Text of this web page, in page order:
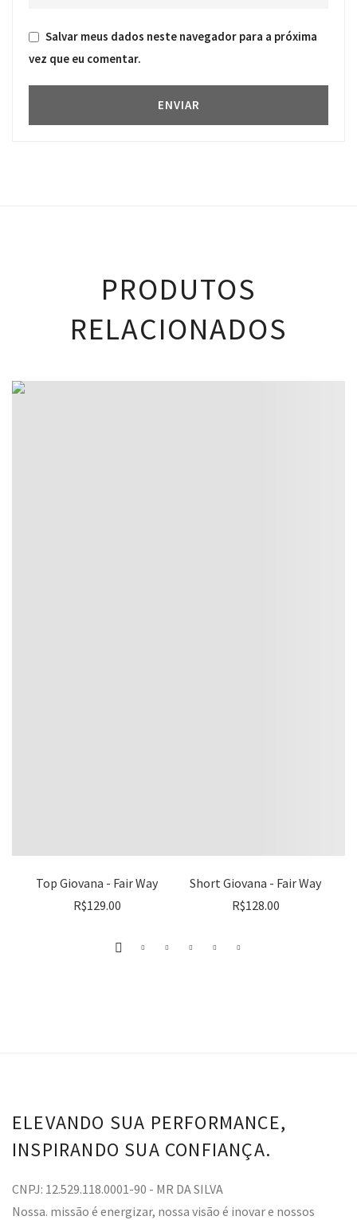
Salvar meus dados neste navegador para a próxima
vez que eu comentar.
PRODUTOS
RELACIONADOS
Top Giovana - Fair Way
R$129.00
Short Giovana - Fair Way
R$128.00
ELEVANDO SUA PERFORMANCE,
INSPIRANDO SUA CONFIANÇA.
CNPJ: 12.529.118.0001-90 - MR DA SILVA
Nossa. missão é energizar, nossa visão é inovar e nossos